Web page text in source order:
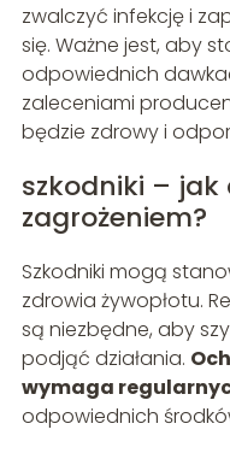
zwalczyć infekcję i
się. Ważne jest, aby
odpowiednich
zaleceniami
będzie zdrowy i
szkodniki –
zagrożeniem?
Szkodniki mogą
zdrowia żywopłotu.
są niezbędne, aby
podjąć działania.
wymaga
odpowiednich